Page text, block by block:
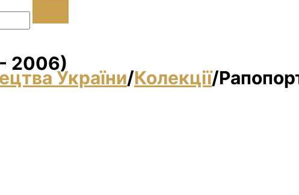
2006)
України/Колекції/